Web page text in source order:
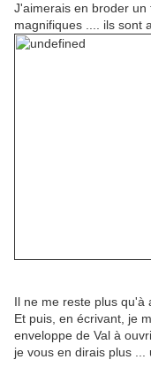
J'aimerais en broder
magnifiques .... ils sont
Il ne me reste plus qu'à
Et puis, en écrivant, je
enveloppe de Val à
je vous en dirais plus ...